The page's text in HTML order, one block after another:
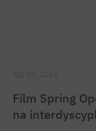
Film Spring
na